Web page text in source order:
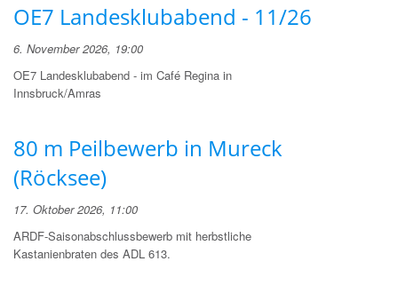
OE7 Landesklubabend - 11/26
6. November 2026, 19:00
OE7 Landesklubabend - im Café Regina in
Innsbruck/Amras
80 m Peilbewerb in Mureck
(Röcksee)
17. Oktober 2026, 11:00
ARDF-Saisonabschlussbewerb mit herbstliche
Kastanienbraten des ADL 613.